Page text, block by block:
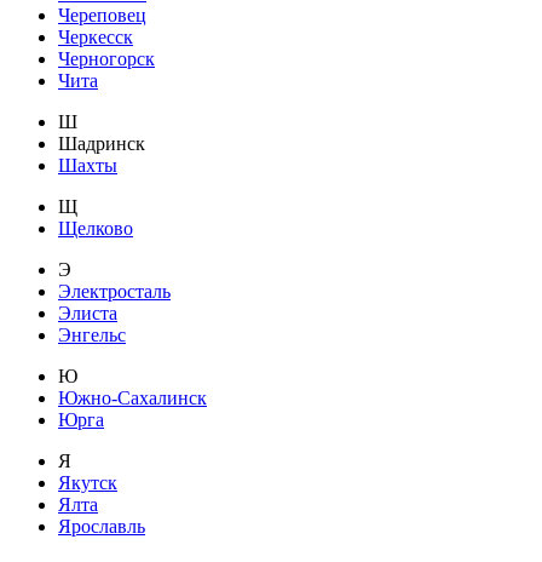
Череповец
Черкесск
Черногорск
Чита
Ш
Шадринск
Шахты
Щ
Щелково
Э
Электросталь
Элиста
Энгельс
Ю
Южно-Сахалинск
Юрга
Я
Якутск
Ялта
Ярославль